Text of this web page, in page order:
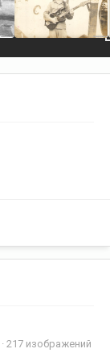
· 217 изображений